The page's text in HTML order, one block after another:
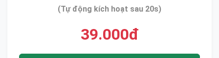
(Tự động kích hoạt sau 20s)
39.000đ